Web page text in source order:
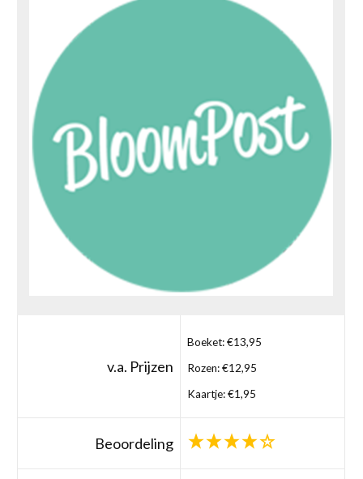
v.a. Prijzen
Boeket: €13,95
Rozen: €12,95
Kaartje: €1,95
Beoordeling